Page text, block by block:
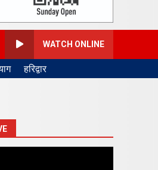
WATCH ONLINE
हरिद्वार